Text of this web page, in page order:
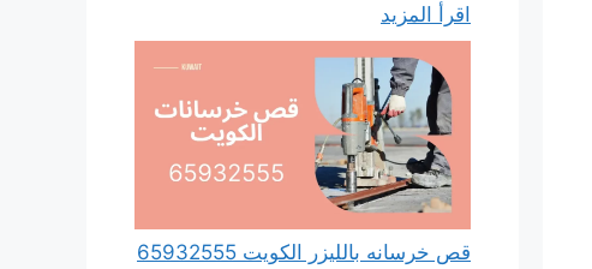
اقرأ المزيد
قص خرسانه بالليزر الكويت 65932555